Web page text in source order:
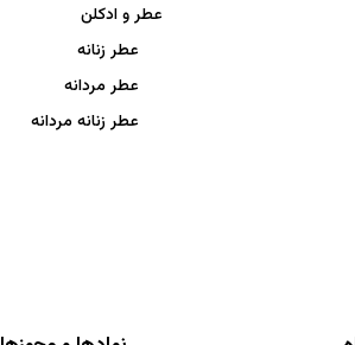
عطر و ادکلن
عطر زنانه
عطر مردانه
عطر زنانه مردانه